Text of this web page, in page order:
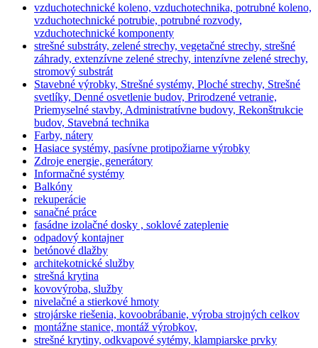
vzduchotechnické koleno, vzduchotechnika, potrubné koleno,
vzduchotechnické potrubie, potrubné rozvody,
vzduchotechnické komponenty
strešné substráty, zelené strechy, vegetačné strechy, strešné
záhrady, extenzívne zelené strechy, intenzívne zelené strechy,
stromový substrát
Stavebné výrobky, Strešné systémy, Ploché strechy, Strešné
svetlíky, Denné osvetlenie budov, Prirodzené vetranie,
Priemyselné stavby, Administratívne budovy, Rekonštrukcie
budov, Stavebná technika
Farby, nátery
Hasiace systémy, pasívne protipožiarne výrobky
Zdroje energie, generátory
Informačné systémy
Balkóny
rekuperácie
sanačné práce
fasádne izolačné dosky , soklové zateplenie
odpadový kontajner
betónové dlažby
architekotnické služby
strešná krytina
kovovýroba, služby
nivelačné a stierkové hmoty
strojárske riešenia, kovoobrábanie, výroba strojných celkov
montážne stanice, montáž výrobkov,
strešné krytiny, odkvapové sytémy, klampiarske prvky